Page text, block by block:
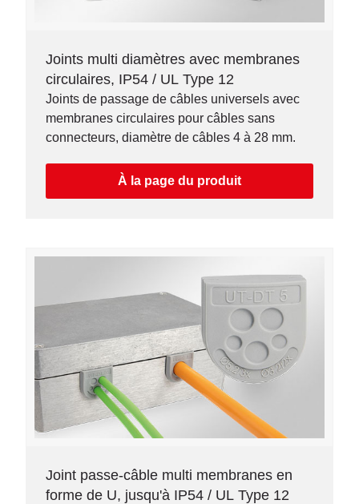
Joints multi diamètres avec membranes
circulaires, IP54 / UL Type 12
Joints de passage de câbles universels avec
membranes circulaires pour câbles sans
connecteurs, diamètre de câbles 4 à 28 mm.
À la page du produit
Joint passe-câble multi membranes en
forme de U, jusqu'à IP54 / UL Type 12